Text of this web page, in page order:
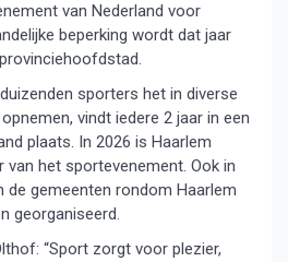
van Nederland voor
beperking wordt dat jaar
sporters het in diverse
vindt iedere 2 jaar in een
plaats. In 2026 is Haarlem
het sportevenement. Ook in
gemeenten rondom Haarlem
georganiseerd.
“Sport zorgt voor plezier,